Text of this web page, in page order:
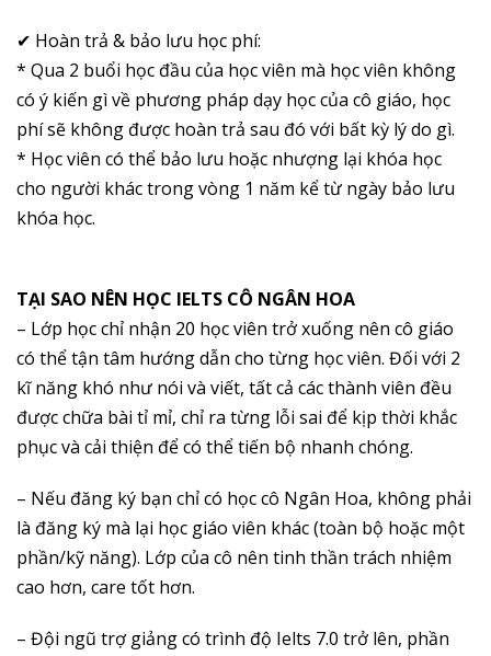
✔ Hoàn trả & bảo lưu học phí:
* Qua 2 buổi học đầu của học viên mà học viên không
có ý kiến gì về phương pháp dạy học của cô giáo, học
phí sẽ không được hoàn trả sau đó với bất kỳ lý do gì.
* Học viên có thể bảo lưu hoặc nhượng lại khóa học
cho người khác trong vòng 1 năm kể từ ngày bảo lưu
khóa học.
TẠI SAO NÊN HỌC IELTS CÔ NGÂN HOA
– Lớp học chỉ nhận 20 học viên trở xuống nên cô giáo
có thể tận tâm hướng dẫn cho từng học viên. Đối với 2
kĩ năng khó như nói và viết, tất cả các thành viên đều
được chữa bài tỉ mỉ, chỉ ra từng lỗi sai để kịp thời khắc
phục và cải thiện để có thể tiến bộ nhanh chóng.
– Nếu đăng ký bạn chỉ có học cô Ngân Hoa, không phải
là đăng ký mà lại học giáo viên khác (toàn bộ hoặc một
phần/kỹ năng). Lớp của cô nên tinh thần trách nhiệm
cao hơn, care tốt hơn.
– Đội ngũ trợ giảng có trình độ Ielts 7.0 trở lên, phần